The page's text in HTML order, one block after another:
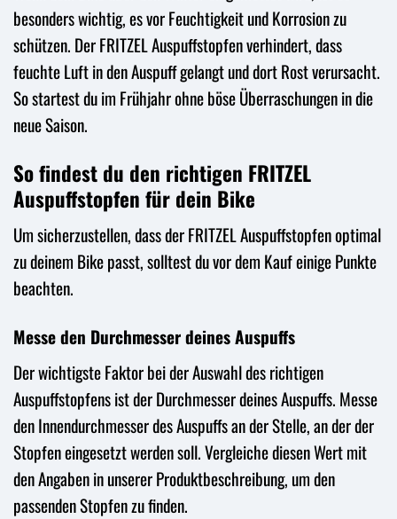
besonders wichtig, es vor Feuchtigkeit und Korrosion zu
schützen. Der FRITZEL Auspuffstopfen verhindert, dass
feuchte Luft in den Auspuff gelangt und dort Rost verursacht.
So startest du im Frühjahr ohne böse Überraschungen in die
neue Saison.
So findest du den richtigen FRITZEL
Auspuffstopfen für dein Bike
Um sicherzustellen, dass der FRITZEL Auspuffstopfen optimal
zu deinem Bike passt, solltest du vor dem Kauf einige Punkte
beachten.
Messe den Durchmesser deines Auspuffs
Der wichtigste Faktor bei der Auswahl des richtigen
Auspuffstopfens ist der Durchmesser deines Auspuffs. Messe
den Innendurchmesser des Auspuffs an der Stelle, an der der
Stopfen eingesetzt werden soll. Vergleiche diesen Wert mit
den Angaben in unserer Produktbeschreibung, um den
passenden Stopfen zu finden.